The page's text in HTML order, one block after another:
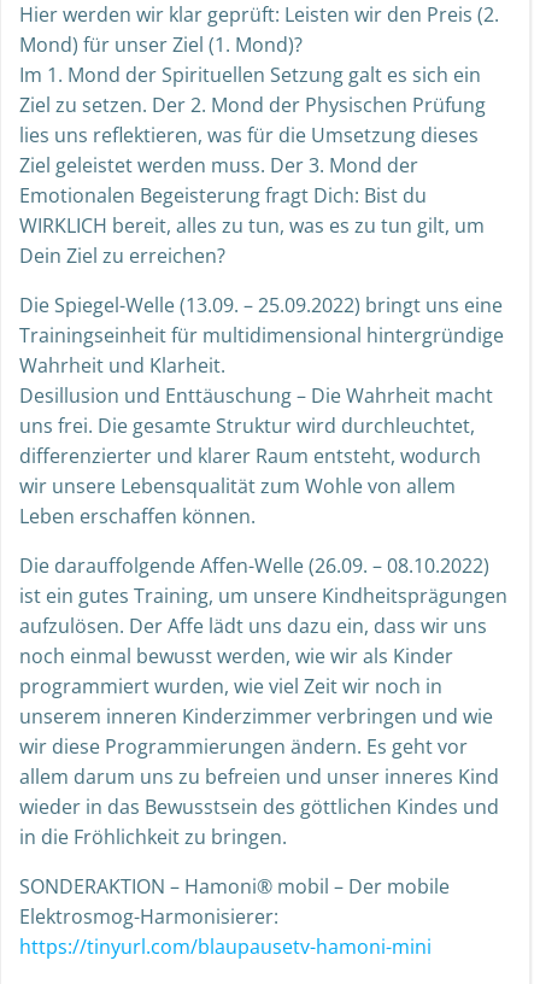
Hier werden wir klar geprüft: Leisten wir den Preis (2.
Mond) für unser Ziel (1. Mond)?
Im 1. Mond der Spirituellen Setzung galt es sich ein
Ziel zu setzen. Der 2. Mond der Physischen Prüfung
lies uns reflektieren, was für die Umsetzung dieses
Ziel geleistet werden muss. Der 3. Mond der
Emotionalen Begeisterung fragt Dich: Bist du
WIRKLICH bereit, alles zu tun, was es zu tun gilt, um
Dein Ziel zu erreichen?
Die Spiegel-Welle (13.09. – 25.09.2022) bringt uns eine
Trainingseinheit für multidimensional hintergründige
Wahrheit und Klarheit.
Desillusion und Enttäuschung – Die Wahrheit macht
uns frei. Die gesamte Struktur wird durchleuchtet,
differenzierter und klarer Raum entsteht, wodurch
wir unsere Lebensqualität zum Wohle von allem
Leben erschaffen können.
Die darauffolgende Affen-Welle (26.09. – 08.10.2022)
ist ein gutes Training, um unsere Kindheitsprägungen
aufzulösen. Der Affe lädt uns dazu ein, dass wir uns
noch einmal bewusst werden, wie wir als Kinder
programmiert wurden, wie viel Zeit wir noch in
unserem inneren Kinderzimmer verbringen und wie
wir diese Programmierungen ändern. Es geht vor
allem darum uns zu befreien und unser inneres Kind
wieder in das Bewusstsein des göttlichen Kindes und
in die Fröhlichkeit zu bringen.
SONDERAKTION – Hamoni® mobil – Der mobile
Elektrosmog-Harmonisierer:
https://tinyurl.com/blaupausetv-hamoni-mini